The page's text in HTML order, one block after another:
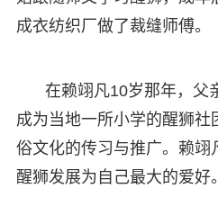
成衣纺织厂做了裁缝师傅。
在赖翊凡10岁那年，父
成为当地一所小学的醒狮社
俗文化的传习与推广。赖翊
醒狮发展为自己最大的爱好。